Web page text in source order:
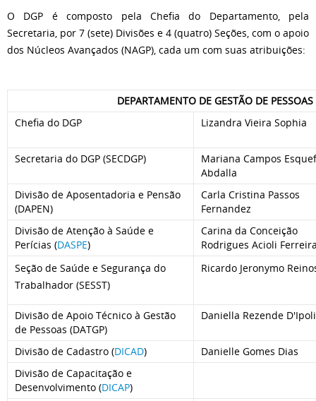
O DGP é composto pela Chefia do Departamento, pela
Secretaria, por 7 (sete) Divisões e 4 (quatro) Seções, com o apoio
dos Núcleos Avançados (NAGP), cada um com suas atribuições:
DEPARTAMENTO DE GESTÃO DE PESSOAS
Chefia do DGP
Lizandra Vieira Sophia
Secretaria do DGP (SECDGP)
Mariana Campos
Abdalla
Divisão de Aposentadoria e Pensão
(DAPEN)
Carla Cristina Passos
Fernandez
Divisão de Atenção à Saúde e
Perícias (DASPE)
Carina da Conceição
Rodrigues Acioli
Seção de Saúde e Segurança do
Trabalhador (SESST)
Ricardo Jeronymo
Divisão de Apoio Técnico à Gestão
de Pessoas (DATGP)
Daniella Rezende
Divisão de Cadastro (DICAD)
Danielle Gomes Dias
Divisão de Capacitação e
Desenvolvimento (DICAP)